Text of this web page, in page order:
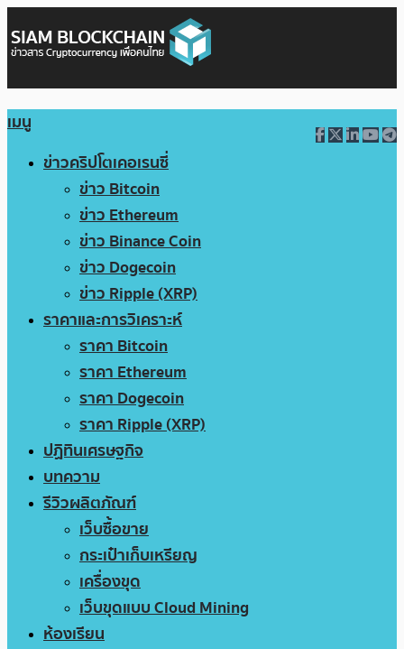
เมนู
ข่าวคริปโตเคอเรนซี่
ข่าว Bitcoin
ข่าว Ethereum
ข่าว Binance Coin
ข่าว Dogecoin
ข่าว Ripple (XRP)
ราคาและการวิเคราะห์
ราคา Bitcoin
ราคา Ethereum
ราคา Dogecoin
ราคา Ripple (XRP)
ปฏิทินเศรษฐกิจ
บทความ
รีวิวผลิตภัณฑ์
เว็บซื้อขาย
กระเป๋าเก็บเหรียญ
เครื่องขุด
เว็บขุดแบบ Cloud Mining
ห้องเรียน